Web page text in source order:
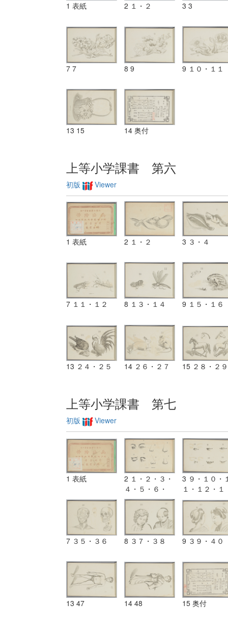
1 表紙 2 １・２ 3 3
7 7 8 9 9 １０・１１
13 15 14 奥付
上等小学課書 第六
初版 Viewer
1 表紙 2 １・２ 3 ３・４
7 １１・１２ 8 １３・１４ 9 １５・１６
13 ２４・２５ 14 ２６・２７ 15 ２８・２９
上等小学課書 第七
初版 Viewer
1 表紙
2 １・２・３・
４・５・６・
７・８
3 ９・１０・
１・１２・１
３・１４
7 ３５・３６ 8 ３７・３８ 9 ３９・４０
13 47 14 48 15 奥付